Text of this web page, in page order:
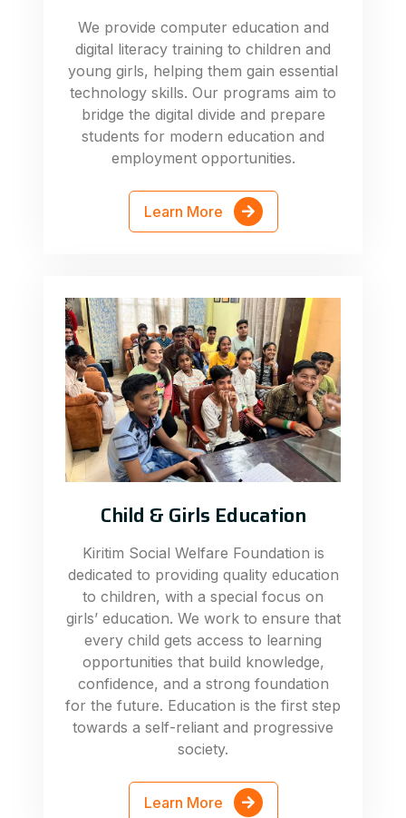
We provide computer education and
digital literacy training to children and
young girls, helping them gain essential
technology skills. Our programs aim to
bridge the digital divide and prepare
students for modern education and
employment opportunities.
Learn More
Child & Girls Education
Kiritim Social Welfare Foundation is
dedicated to providing quality education
to children, with a special focus on
girls’ education. We work to ensure that
every child gets access to learning
opportunities that build knowledge,
confidence, and a strong foundation
for the future. Education is the first step
towards a self-reliant and progressive
society.
Learn More